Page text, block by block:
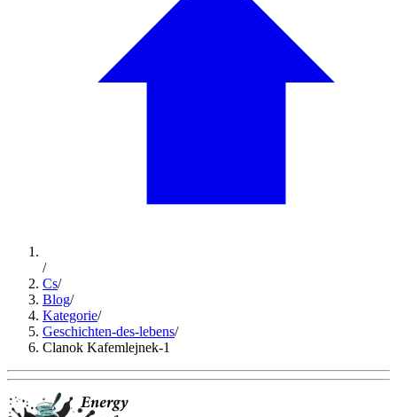
/
Cs/
Blog/
Kategorie/
Geschichten-des-lebens/
Clanok Kafemlejnek-1